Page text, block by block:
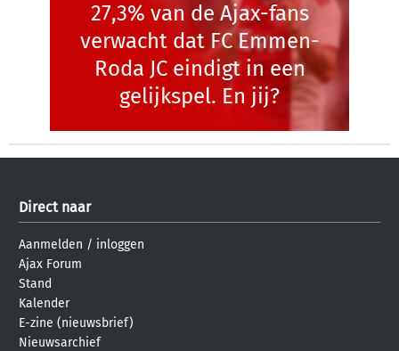
27,3% van de Ajax-fans
verwacht dat FC Emmen-
Roda JC eindigt in een
gelijkspel. En jij?
Direct naar
Aanmelden / inloggen
Ajax Forum
Stand
Kalender
E-zine (nieuwsbrief)
Nieuwsarchief